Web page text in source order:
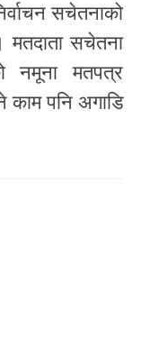
सचेतनाको
मतदाता सचेतना
नमूना मतपत्र
काम पनि अगाडि